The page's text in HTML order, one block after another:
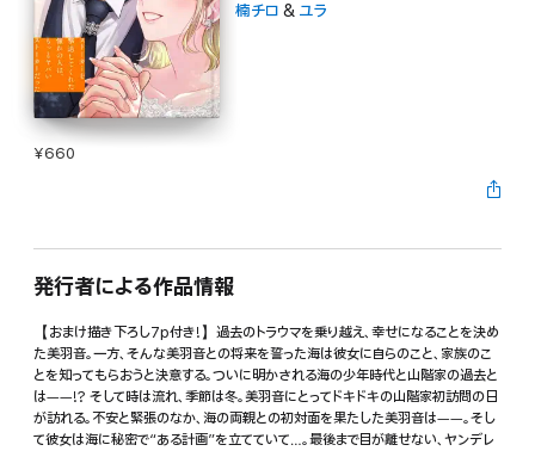
楠チロ & ユラ
¥660
発行者による作品情報
【おまけ描き下ろし7p付き!】過去のトラウマを乗り越え、幸せになることを決め
た美羽音。一方、そんな美羽音との将来を誓った海は彼女に自らのこと、家族のこ
とを知ってもらおうと決意する。ついに明かされる海の少年時代と山階家の過去と
は――!? そして時は流れ、季節は冬。美羽音にとってドキドキの山階家初訪問の日
が訪れる。不安と緊張のなか、海の両親との初対面を果たした美羽音は――。そし
て彼女は海に秘密で“ある計画”を立てていて…。最後まで目が離せない、ヤンデレ